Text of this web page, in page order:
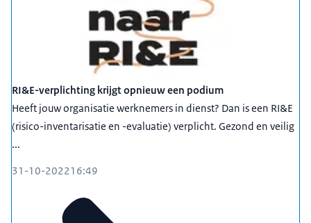
RI&E-verplichting krijgt opnieuw een podium
Heeft jouw organisatie werknemers in dienst? Dan is een RI&E
(risico-inventarisatie en -evaluatie) verplicht. Gezond en veilig
...
31-10-202216:49